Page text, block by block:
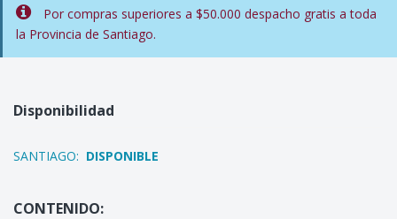
Por compras superiores a $50.000 despacho gratis a toda
la Provincia de Santiago.
Disponibilidad
SANTIAGO: DISPONIBLE
CONTENIDO: